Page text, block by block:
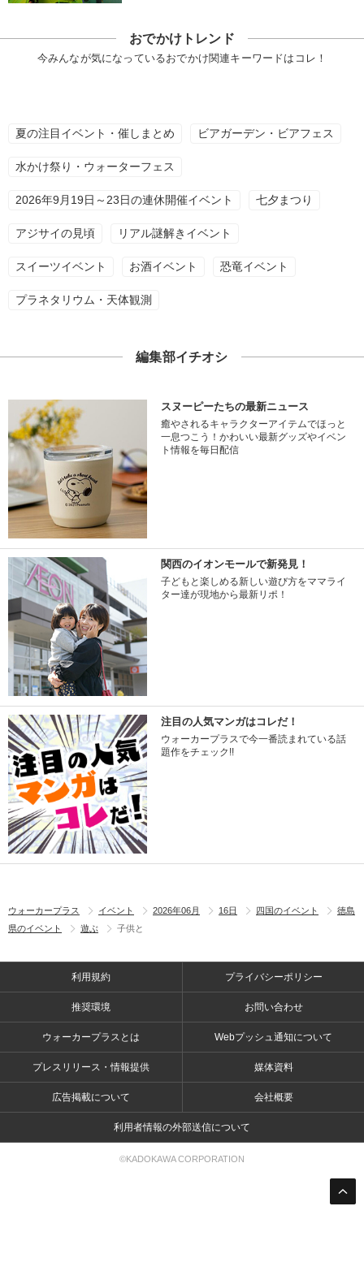
おでかけトレンド
今みんなが気になっているおでかけ関連キーワードはコレ！
夏の注目イベント・催しまとめ ビアガーデン・ビアフェス
水かけ祭り・ウォーターフェス
2026年9月19日～23日の連休開催イベント 七夕まつり
アジサイの見頃 リアル謎解きイベント
スイーツイベント お酒イベント 恐竜イベント
プラネタリウム・天体観測
編集部イチオシ
スヌーピーたちの最新ニュース
癒やされるキャラクターアイテムでほっと
一息つこう！かわいい最新グッズやイベン
ト情報を毎日配信
関西のイオンモールで新発見！
子どもと楽しめる新しい遊び方をママライ
ター達が現地から最新リポ！
注目の人気マンガはコレだ！
ウォーカープラスで今一番読まれている話
題作をチェック!!
ウォーカープラス イベント 2026年06月 16日 四国のイベント
徳島
県のイベント
遊ぶ 子供と
利用規約 プライバシーポリシー
推奨環境 お問い合わせ
ウォーカープラスとは Webプッシュ通知について
プレスリリース・情報提供 媒体資料
広告掲載について 会社概要
利用者情報の外部送信について
©KADOKAWA CORPORATION